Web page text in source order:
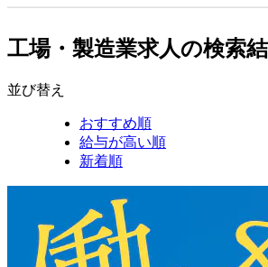
工場・製造業求人の検索
並び替え
おすすめ順
給与が高い順
新着順